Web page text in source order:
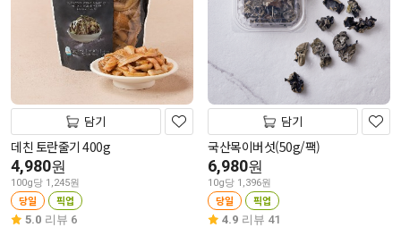
담기
데친 토란줄기 400g
4,980원
100g당 1,245원
당일 픽업
5.0 리뷰 6
담기
국산목이버섯(50g/팩)
6,980원
10g당 1,396원
당일 픽업
4.9 리뷰 41